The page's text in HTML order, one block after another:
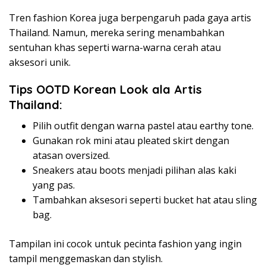
Tren fashion Korea juga berpengaruh pada gaya artis
Thailand. Namun, mereka sering menambahkan
sentuhan khas seperti warna-warna cerah atau
aksesori unik.
Tips OOTD Korean Look ala Artis
Thailand:
Pilih outfit dengan warna pastel atau earthy tone.
Gunakan rok mini atau pleated skirt dengan
atasan oversized.
Sneakers atau boots menjadi pilihan alas kaki
yang pas.
Tambahkan aksesori seperti bucket hat atau sling
bag.
Tampilan ini cocok untuk pecinta fashion yang ingin
tampil menggemaskan dan stylish.